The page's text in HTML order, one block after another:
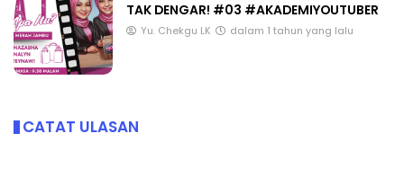
TAK DENGAR! #03 #AKADEMIYOUTUBER
Yu. Chekgu LK dalam 1 tahun yang lalu
CATAT ULASAN